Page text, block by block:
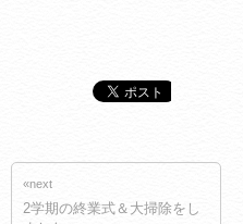
«next
2学期の終業式＆大掃除をし